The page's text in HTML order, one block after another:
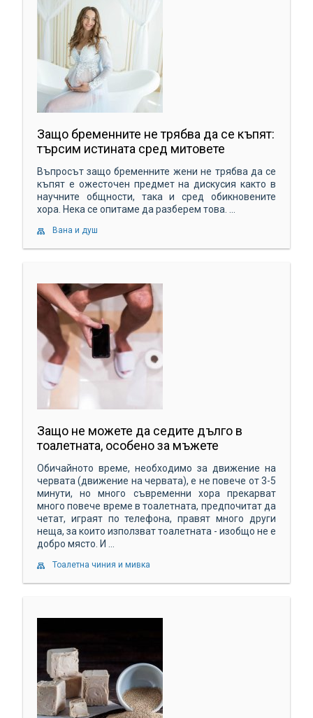
Защо бременните не трябва да се къпят:
търсим истината сред митовете
Въпросът защо бременните жени не трябва да се
къпят е ожесточен предмет на дискусия както в
научните общности, така и сред обикновените
хора. Нека се опитаме да разберем това. ...
Вана и душ
Защо не можете да седите дълго в
тоалетната, особено за мъжете
Обичайното време, необходимо за движение на
червата (движение на червата), е не повече от 3-5
минути, но много съвременни хора прекарват
много повече време в тоалетната, предпочитат да
четат, играят по телефона, правят много други
неща, за които използват тоалетната - изобщо не е
добро място. И ...
Тоалетна чиния и мивка